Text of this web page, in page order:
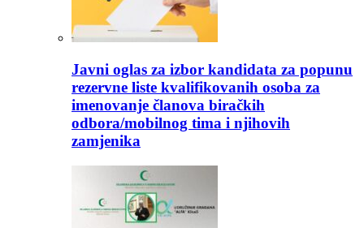
Javni oglas za izbor kandidata za popunu
rezervne liste kvalifikovanih osoba za
imenovanje članova biračkih
odbora/mobilnog tima i njihovih
zamjenika